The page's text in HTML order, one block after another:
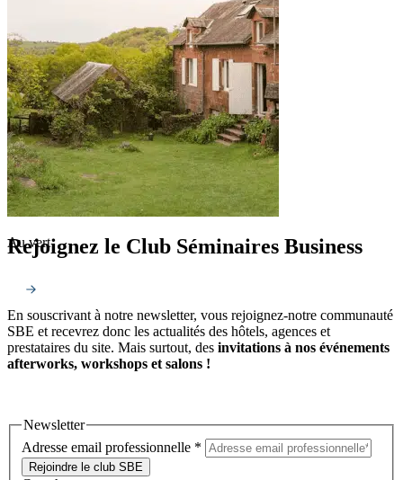
Au vert
Rejoignez le Club Séminaires Business
En souscrivant à notre newsletter, vous rejoignez-notre communauté
SBE et recevrez donc les actualités des hôtels, agences et
prestataires du site. Mais surtout, des invitations à nos événements
afterworks, workshops et salons !
Newsletter
Adresse email professionnelle *
Rejoindre le club SBE